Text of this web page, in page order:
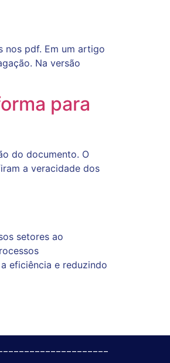
nos pdf. Em um artigo
Na versão
para
do documento. O
a veracidade dos
setores ao
eficiência e reduzindo